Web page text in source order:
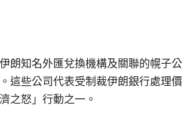
朗知名外匯兌換機構及關聯的幌子公
這些公司代表受制裁伊朗銀行處理價
之怒」行動之一。